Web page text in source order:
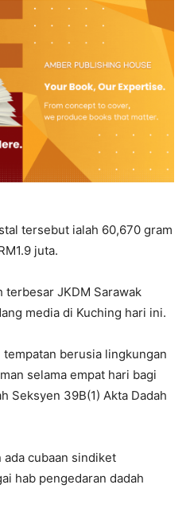
tersebut ialah 60,670 gram
juta.
terbesar JKDM Sarawak
media di Kuching hari ini.
berusia lingkungan
selama empat hari bagi
Seksyen 39B(1) Akta Dadah
cubaan sindiket
hab pengedaran dadah